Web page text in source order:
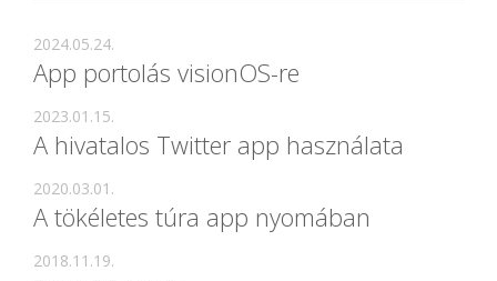
App portolás visionOS-re
2024.05.24.
A hivatalos Twitter app használata
2023.01.15.
A tökéletes túra app nyomában
2020.03.01.
2018.11.19.